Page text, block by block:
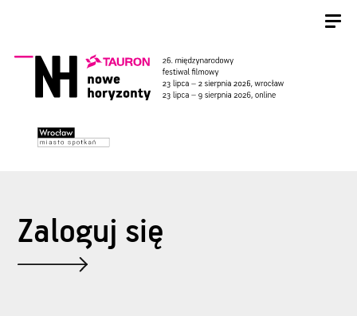
Zaloguj się